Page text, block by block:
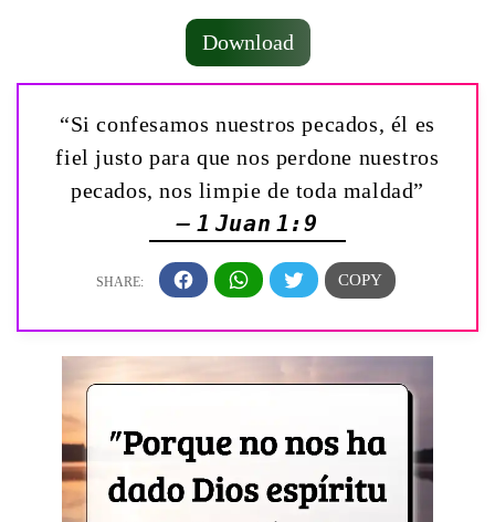
Download
“Si confesamos nuestros pecados, él es
fiel justo para que nos perdone nuestros
pecados, nos limpie de toda maldad”
— 1 Juan 1:9